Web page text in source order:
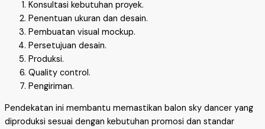
Konsultasi kebutuhan proyek.
Penentuan ukuran dan desain.
Pembuatan visual mockup.
Persetujuan desain.
Produksi.
Quality control.
Pengiriman.
Pendekatan ini membantu memastikan balon sky dancer yang
diproduksi sesuai dengan kebutuhan promosi dan standar